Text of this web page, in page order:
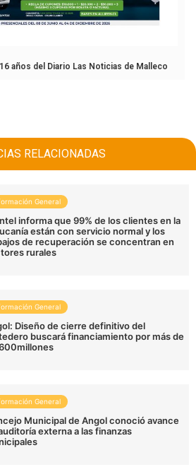
años del Diario Las Noticias de Malleco
RELACIONADAS
General
informa que 99% de los clientes en la
están con servicio normal y los
de recuperación se concentran en
rurales
General
Diseño de cierre definitivo del
buscará financiamiento por más de
General
Municipal de Angol conoció avance
externa a las finanzas